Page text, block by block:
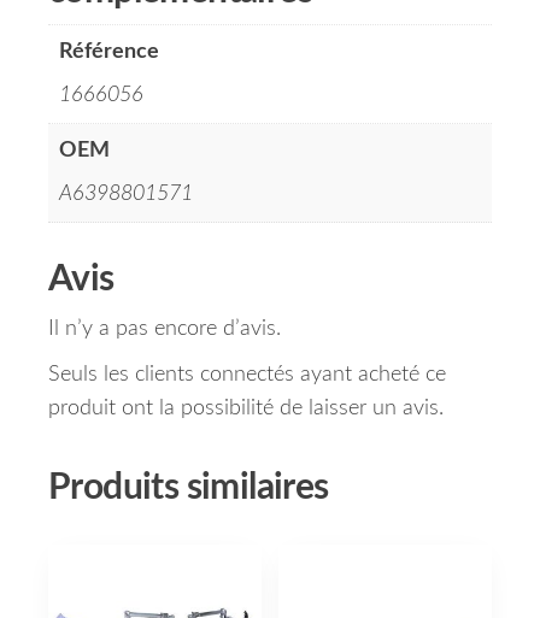
Référence
1666056
OEM
A6398801571
Avis
Il n’y a pas encore d’avis.
Seuls les clients connectés ayant acheté ce
produit ont la possibilité de laisser un avis.
Produits similaires